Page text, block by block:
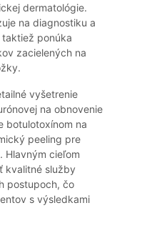
dermatológie.
na diagnostiku a
ponúka
zacielených na
vyšetrenie
na obnovenie
botulotoxínom na
peeling pre
Hlavným cieľom
kvalitné služby
postupoch, čo
s výsledkami